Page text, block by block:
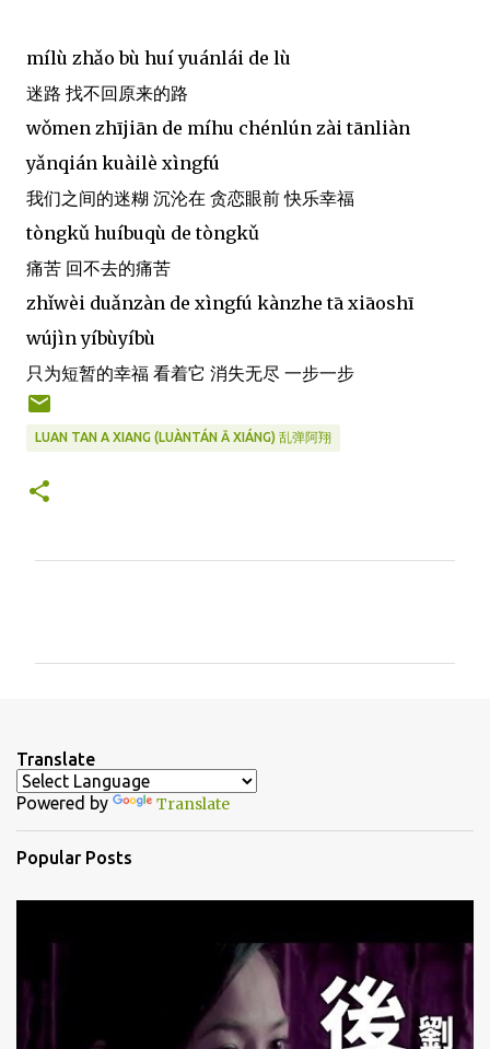
mílù zhǎo bù huí yuánlái de lù
迷路 找不回原来的路
wǒmen zhījiān de míhu chénlún zài tānliàn
yǎnqián kuàilè xìngfú
我们之间的迷糊 沉沦在 贪恋眼前 快乐幸福
tòngkǔ huíbuqù de tòngkǔ
痛苦 回不去的痛苦
zhǐwèi duǎnzàn de xìngfú kànzhe tā xiāoshī
wújìn yíbùyíbù
只为短暂的幸福 看着它 消失无尽 一步一步
LUAN TAN A XIANG (LUÀNTÁN Ā XIÁNG) 乱弹阿翔
t
s
Translate
Powered by Translate
Popular Posts